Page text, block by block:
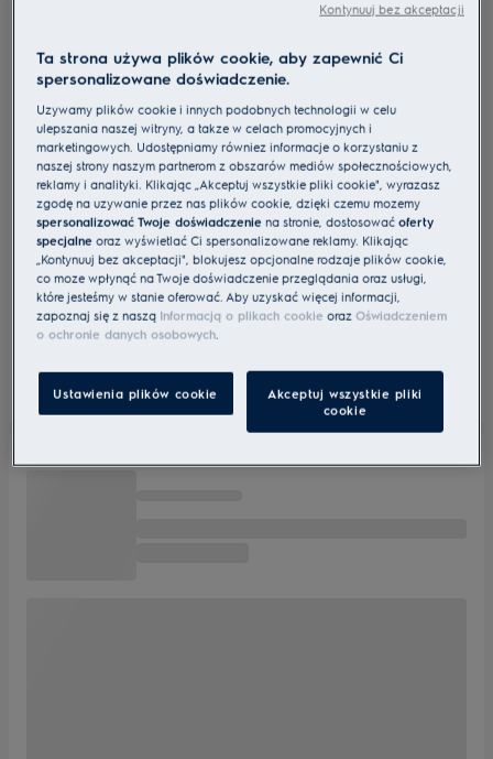
Ta strona używa plików cookie, aby zapewnić Ci
spersonalizowane doświadczenie.
Używamy plików cookie i innych podobnych technologii w celu
ulepszania naszej witryny, a także w celach promocyjnych i
marketingowych. Udostępniamy również informacje o korzystaniu z
naszej strony naszym partnerom z obszarów mediów społecznościowych,
reklamy i analityki. Klikając „Akceptuj wszystkie pliki cookie", wyrażasz
zgodę na używanie przez nas plików cookie, dzięki czemu możemy
spersonalizować Twoje doświadczenie na stronie, dostosowaćoferty
specjalne oraz wyświetlać Ci spersonalizowane reklamy. Klikając
„Kontynuuj bez akceptacji", blokujesz opcjonalne rodzaje plików cookie,
co może wpłynąć na Twoje doświadczenie przeglądania oraz usługi,
które jesteśmy w stanie oferować. Aby uzyskać więcej informacji,
zapoznaj się z naszą Informacją o plikach cookie orazOświadczeniem
o ochronie danych osobowych.
Ustawienia plików cookie
Akceptuj wszystkie pliki
cookie
Kontynuuj bez akceptacji